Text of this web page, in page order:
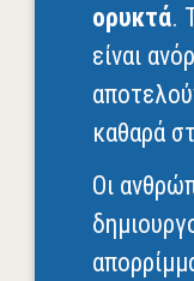
ορυκτά.
είναι
καθαρά
Οι